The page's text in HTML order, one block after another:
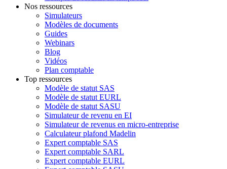
Nos ressources
Simulateurs
Modèles de documents
Guides
Webinars
Blog
Vidéos
Plan comptable
Top ressources
Modèle de statut SAS
Modèle de statut EURL
Modèle de statut SASU
Simulateur de revenu en EI
Simulateur de revenus en micro-entreprise
Calculateur plafond Madelin
Expert comptable SAS
Expert comptable SARL
Expert comptable EURL